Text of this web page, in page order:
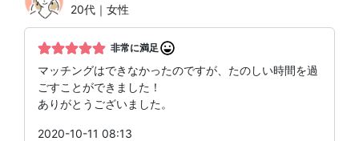
20代｜女性
非常に満足
マッチングはできなかったのですが、たのしい時間を過
ごすことができました！
ありがとうございました。
2020-10-11 08:13